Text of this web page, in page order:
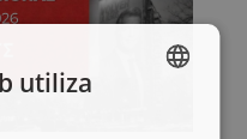
utiliza